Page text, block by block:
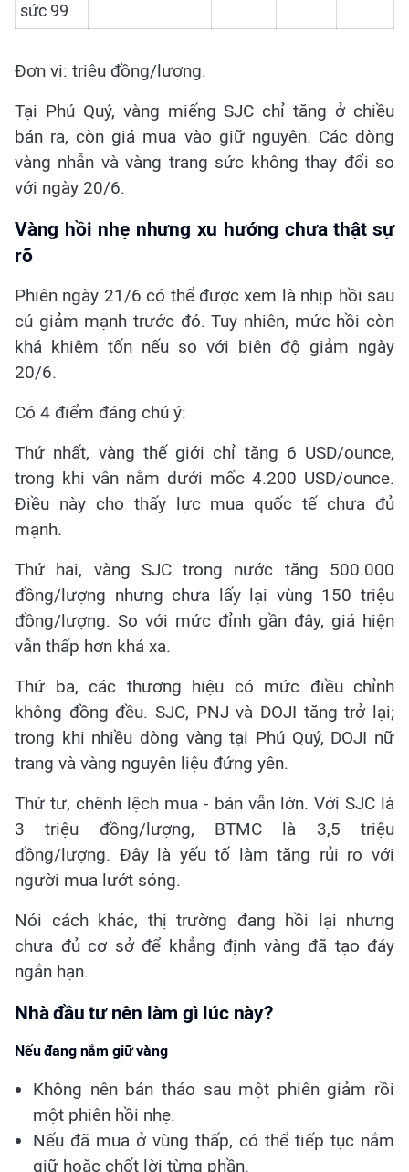
sức 99
Đơn vị: triệu đồng/lượng.
Tại Phú Quý, vàng miếng SJC chỉ tăng ở chiều
bán ra, còn giá mua vào giữ nguyên. Các dòng
vàng nhẫn và vàng trang sức không thay đổi so
với ngày 20/6.
Vàng hồi nhẹ nhưng xu hướng chưa thật sự
rõ
Phiên ngày 21/6 có thể được xem là nhịp hồi sau
cú giảm mạnh trước đó. Tuy nhiên, mức hồi còn
khá khiêm tốn nếu so với biên độ giảm ngày
20/6.
Có 4 điểm đáng chú ý:
Thứ nhất, vàng thế giới chỉ tăng 6 USD/ounce,
trong khi vẫn nằm dưới mốc 4.200 USD/ounce.
Điều này cho thấy lực mua quốc tế chưa đủ
mạnh.
Thứ hai, vàng SJC trong nước tăng 500.000
đồng/lượng nhưng chưa lấy lại vùng 150 triệu
đồng/lượng. So với mức đỉnh gần đây, giá hiện
vẫn thấp hơn khá xa.
Thứ ba, các thương hiệu có mức điều chỉnh
không đồng đều. SJC, PNJ và DOJI tăng trở lại;
trong khi nhiều dòng vàng tại Phú Quý, DOJI nữ
trang và vàng nguyên liệu đứng yên.
Thứ tư, chênh lệch mua - bán vẫn lớn. Với SJC là
3 triệu đồng/lượng, BTMC là 3,5 triệu
đồng/lượng. Đây là yếu tố làm tăng rủi ro với
người mua lướt sóng.
Nói cách khác, thị trường đang hồi lại nhưng
chưa đủ cơ sở để khẳng định vàng đã tạo đáy
ngắn hạn.
Nhà đầu tư nên làm gì lúc này?
Nếu đang nắm giữ vàng
Không nên bán tháo sau một phiên giảm rồi
một phiên hồi nhẹ.
Nếu đã mua ở vùng thấp, có thể tiếp tục nắm
giữ hoặc chốt lời từng phần.